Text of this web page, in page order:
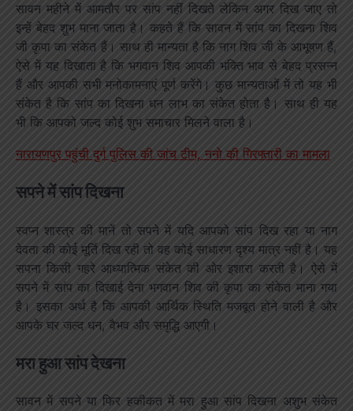
सावन महीने में आमतौर पर सांप नहीं दिखते लेकिन अगर दिख जाए तो
इन्हें बेहद शुभ माना जाता है। कहते हैं कि सावन में सांप का दिखना शिव
जी कृपा का संकेत हैं। साथ ही मान्यता है कि नाग शिव जी के आभूषण हैं,
ऐसे में यह दिखाता है कि भगवान शिव आपकी भक्ति भाव से बेहद प्रसन्न
हैं और आपकी सभी मनोकामनाएं पूर्ण करेंगे। कुछ मान्यताओं में तो यह भी
संकेत है कि सांप का दिखना धन लाभ का संकेत होता है। साथ ही यह
भी कि आपको जल्द कोई शुभ समाचार मिलने वाला है।
नारायणपुर पहुंची दुर्ग पुलिस की जांच टीम, ननो की गिरफ्तारी का मामला
सपने में सांप दिखना
स्वप्न शास्त्र की मानें तो सपने में यदि आपको सांप दिख रहा या नाग
देवता की कोई मूर्ति दिख रही तो वह कोई साधारण दृश्य मात्र नहीं है। यह
सपना किसी गहरे आध्यात्मिक संकेत की ओर इशारा करती है। ऐसे में
सपने में सांप का दिखाई देना भगवान शिव की कृपा का संकेत माना गया
है। इसका अर्थ है कि आपकी आर्थिक स्थिति मजबूत होने वाली है और
आपके घर जल्द धन, वैभव और समृद्धि आएगी।
मरा हुआ सांप देखना
सावन में सपने या फिर हकीकत में मरा हुआ सांप दिखना अशुभ संकेत